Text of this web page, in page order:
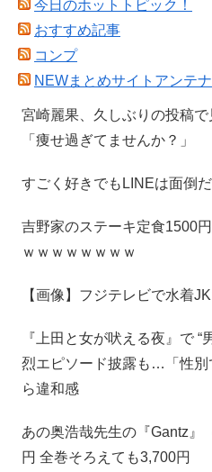
今日のホットトピック！
おすすめ記事
コンプ
NEWまとめサイトアンテナ
宮崎麗果、久しぶりの投稿
「痩せ過ぎてませんか？」
すごく好きでもLINEは面倒
吉野家のステーキ定食1500
ｗｗｗｗｗｗｗｗ
【画像】フジテレビで水
『上田と女が吠える夜』で “
烈エピソード披露も…「性別
ら違和感
あの奥浩哉先生の『Gantz』
円 全巻そろえても3,700円